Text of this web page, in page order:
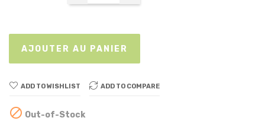
AJOUTER AU PANIER
ADD TO WISHLIST ADD TO COMPARE
 Out-of-Stock